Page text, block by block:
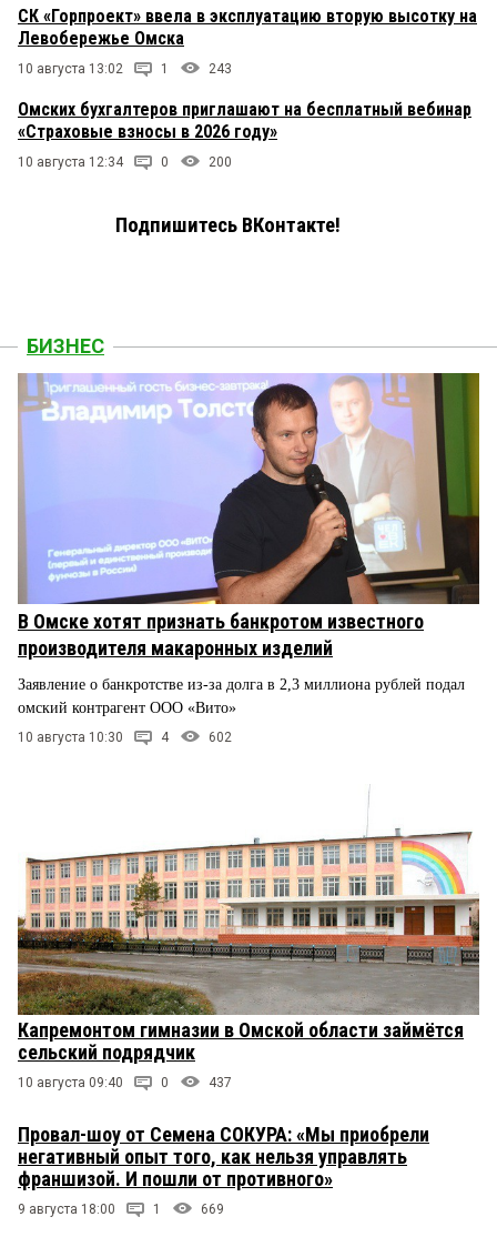
СК «Горпроект» ввела в эксплуатацию вторую высотку на
Левобережье Омска
10 августа 13:02 1 243
Омских бухгалтеров приглашают на бесплатный вебинар
«Страховые взносы в 2026 году»
10 августа 12:34 0 200
Подпишитесь ВКонтакте!
БИЗНЕС
В Омске хотят признать банкротом известного
производителя макаронных изделий
Заявление о банкротстве из-за долга в 2,3 миллиона рублей подал
омский контрагент ООО «Вито»
10 августа 10:30 4 602
Капремонтом гимназии в Омской области займётся
сельский подрядчик
10 августа 09:40 0 437
Провал-шоу от Семена СОКУРА: «Мы приобрели
негативный опыт того, как нельзя управлять
франшизой. И пошли от противного»
9 августа 18:00 1 669